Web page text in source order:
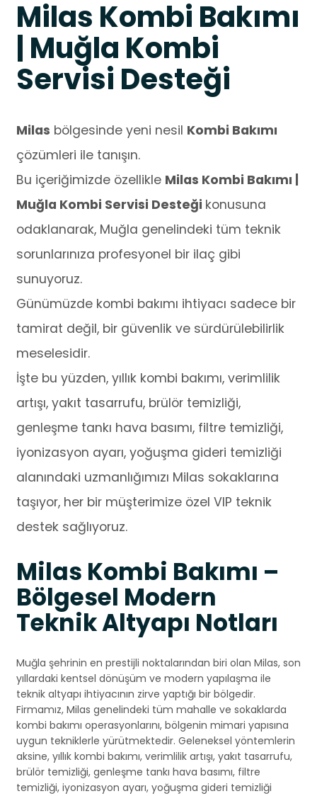
Milas Kombi Bakımı
| Muğla Kombi
Servisi Desteği
Milas bölgesinde yeni nesil Kombi Bakımı
çözümleri ile tanışın.
Bu içeriğimizde özellikle Milas Kombi Bakımı |
Muğla Kombi Servisi Desteği konusuna
odaklanarak, Muğla genelindeki tüm teknik
sorunlarınıza profesyonel bir ilaç gibi
sunuyoruz.
Günümüzde kombi bakımı ihtiyacı sadece bir
tamirat değil, bir güvenlik ve sürdürülebilirlik
meselesidir.
İşte bu yüzden, yıllık kombi bakımı, verimlilik
artışı, yakıt tasarrufu, brülör temizliği,
genleşme tankı hava basımı, filtre temizliği,
iyonizasyon ayarı, yoğuşma gideri temizliği
alanındaki uzmanlığımızı Milas sokaklarına
taşıyor, her bir müşterimize özel VIP teknik
destek sağlıyoruz.
Milas Kombi Bakımı –
Bölgesel Modern
Teknik Altyapı Notları
Muğla şehrinin en prestijli noktalarından biri olan Milas, son
yıllardaki kentsel dönüşüm ve modern yapılaşma ile
teknik altyapı ihtiyacının zirve yaptığı bir bölgedir.
Firmamız, Milas genelindeki tüm mahalle ve sokaklarda
kombi bakımı operasyonlarını, bölgenin mimari yapısına
uygun tekniklerle yürütmektedir. Geleneksel yöntemlerin
aksine, yıllık kombi bakımı, verimlilik artışı, yakıt tasarrufu,
brülör temizliği, genleşme tankı hava basımı, filtre
temizliği, iyonizasyon ayarı, yoğuşma gideri temizliği